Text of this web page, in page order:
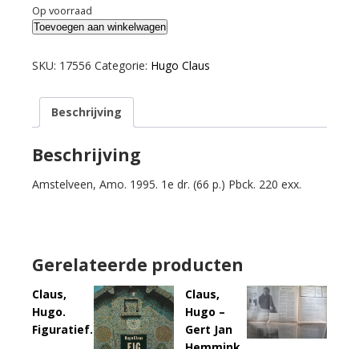
Op voorraad
Claus,
Borgerocco
De
dood
in
Borgerhout.
voor
Toevoegen aan winkelwagen
SKU: 17556 Categorie: Hugo Claus
Beschrijving
Beschrijving
Amstelveen, Amo. 1995. 1e dr. (66 p.) Pbck. 220 exx.
Gerelateerde producten
Claus,
Hugo.
Figuratief.
Claus,
Hugo –
Gert Jan